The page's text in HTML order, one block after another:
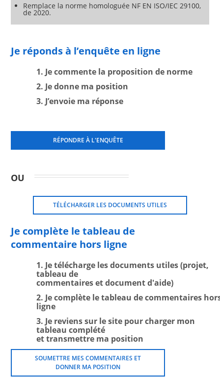
Remplace la norme homologuée NF EN ISO/IEC 29100,
de 2020.
Je réponds à l’enquête en ligne
1. Je commente la proposition de norme
2. Je donne ma position
3. J’envoie ma réponse
RÉPONDRE À L'ENQUÊTE
OU
TÉLÉCHARGER LES DOCUMENTS UTILES
Je complète le tableau de
commentaire hors ligne
1. Je télécharge les documents utiles (projet,
tableau de
commentaires et document d'aide)
2. Je complète le tableau de commentaires
ligne
3. Je reviens sur le site pour charger mon
tableau complété
et transmettre ma position
SOUMETTRE MES COMMENTAIRES ET
DONNER MA POSITION